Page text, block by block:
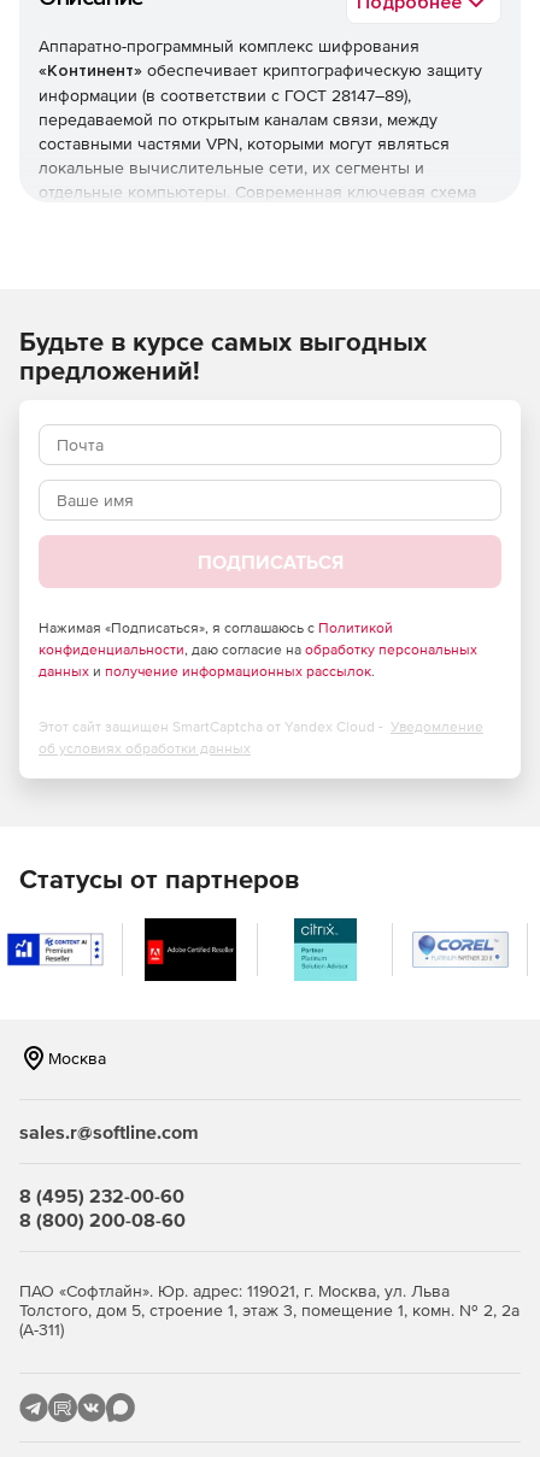
Аппаратно-программный комплекс шифрования
«Континент» обеспечивает криптографическую защиту
информации (в соответствии с ГОСТ 28147–89),
передаваемой по открытым каналам связи, между
составными частями VPN, которыми могут являться
локальные вычислительные сети, их сегменты и
отдельные компьютеры. Современная ключевая схема
пользования комплекс «Континент» обеспечивает
фильтрацию принимаемых и передаваемых пакетов по
различным критериям (адресам отправителя и
дополнительным полям пакетов и т.д.). Решение
осуществляет поддержку VoIP, видеоконференций, ADSL,
Dial-Up и спутниковых каналов связи, технологии NAT/PAT
для сокрытия структуры сети.
Область применения:
воздействия со стороны сетей общего пользования.
Создание отказоустойчивой VPN-сети между
Защита сетевого трафика в мультисервисных сетях
Организация защищенного удаленного доступа к сети
для мобильных сотрудников.
Защита беспроводных сегментов сетей.
сетей общего пользования
Криптографическая защита передаваемых данных в
Межсетевое экранирование – защита внутренних
ресурсам VPN-сети.
Будьте в курсе самых выгодных
предложений!
ПОДПИСАТЬСЯ
Нажимая «Подписаться», я соглашаюсь с Политикой
конфиденциальности, даю согласие на обработку персональных
данных и получение информационных рассылок.
Этот сайт защищен SmartCaptcha от Yandex Cloud - Уведомление
об условиях обработки данных
Статусы от партнеров
Москва
sales.r@softline.com
8 (495) 232-00-60
8 (800) 200-08-60
ПАО «Софтлайн». Юр. адрес: 119021, г. Москва, ул. Льва
Толстого, дом 5, строение 1, этаж 3, помещение 1, комн. № 2, 2а
(А-311)